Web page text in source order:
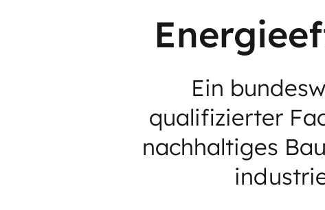
Ein
qualifizierter
nachhaltiges